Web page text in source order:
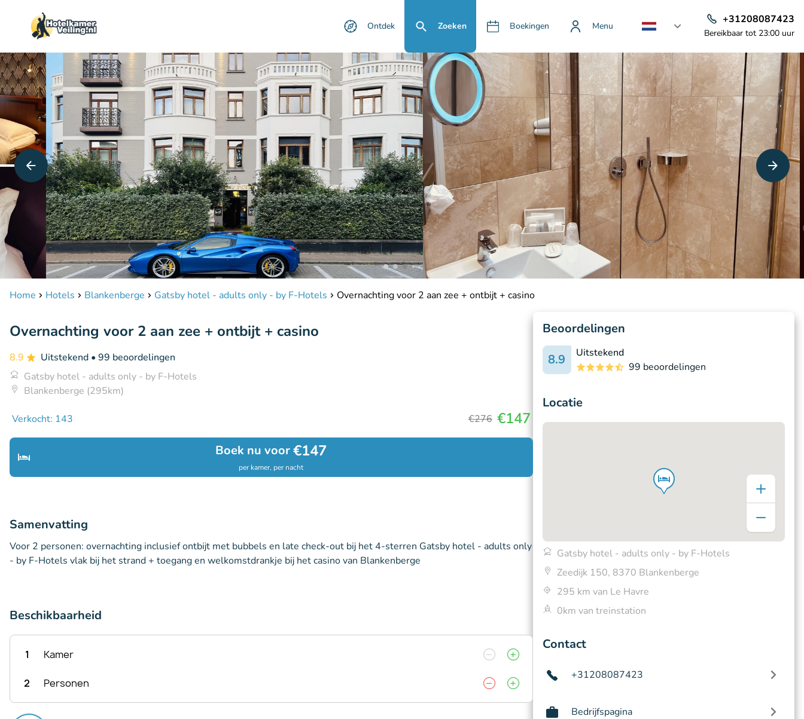
Ontdek Zoeken Boekingen Menu
+31208087423
Bereikbaar tot 23:00 uur
Home Hotels Blankenberge Gatsby hotel - adults only - by F-Hotels Overnachting voor 2 aan zee + ontbijt + casino
Overnachting voor 2 aan zee + ontbijt + casino
8.9 Uitstekend • 99 beoordelingen
Gatsby hotel - adults only - by F-Hotels
Blankenberge (295km)
Verkocht: 143 €276 €147
Boek nu voor€147
per kamer, per nacht
Samenvatting
Voor 2 personen: overnachting inclusief ontbijt met bubbels en late check-out bij het 4-sterren Gatsby hotel - adults only
- by F-Hotels vlak bij het strand + toegang en welkomstdrankje bij het casino van Blankenberge
Beschikbaarheid
1 Kamer
2 Personen
Beoordelingen
8.9
Uitstekend
99 beoordelingen
Locatie
Gatsby hotel - adults only - by F-Hotels
Zeedijk 150, 8370 Blankenberge
295 km van Le Havre
0km van treinstation
Contact
+31208087423
Bedrijfspagina